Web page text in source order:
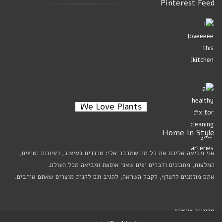
We Love Plants
Pinterest Feed
Home In Style
אני מביאה אליכם את כל מה שמדבר אלי: טרנדים בעיצוב, רעיונות וטיפים,
המלצות, מתכונים ודברים יפים שאני אוספת ומביאה מכל העולם.
אתם מוזמנים לדפדף, לקבל השראה, להגיב וגם לקנות מוצרים שאתם אוהבים.
מדיניות פרטיות